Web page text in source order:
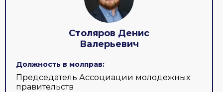
Столяров Денис
Валерьевич
Должность в молправ:
Председатель Ассоциации молодежных
правительств